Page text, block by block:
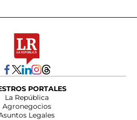
PORTALES
La República
Agronegocios
Legales